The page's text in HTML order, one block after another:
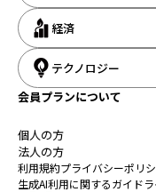
経済
テクノロジー
会員プランについて
個人の方
法人の方
利用規約プライバシーポリ
生成AI利用に関するガイド